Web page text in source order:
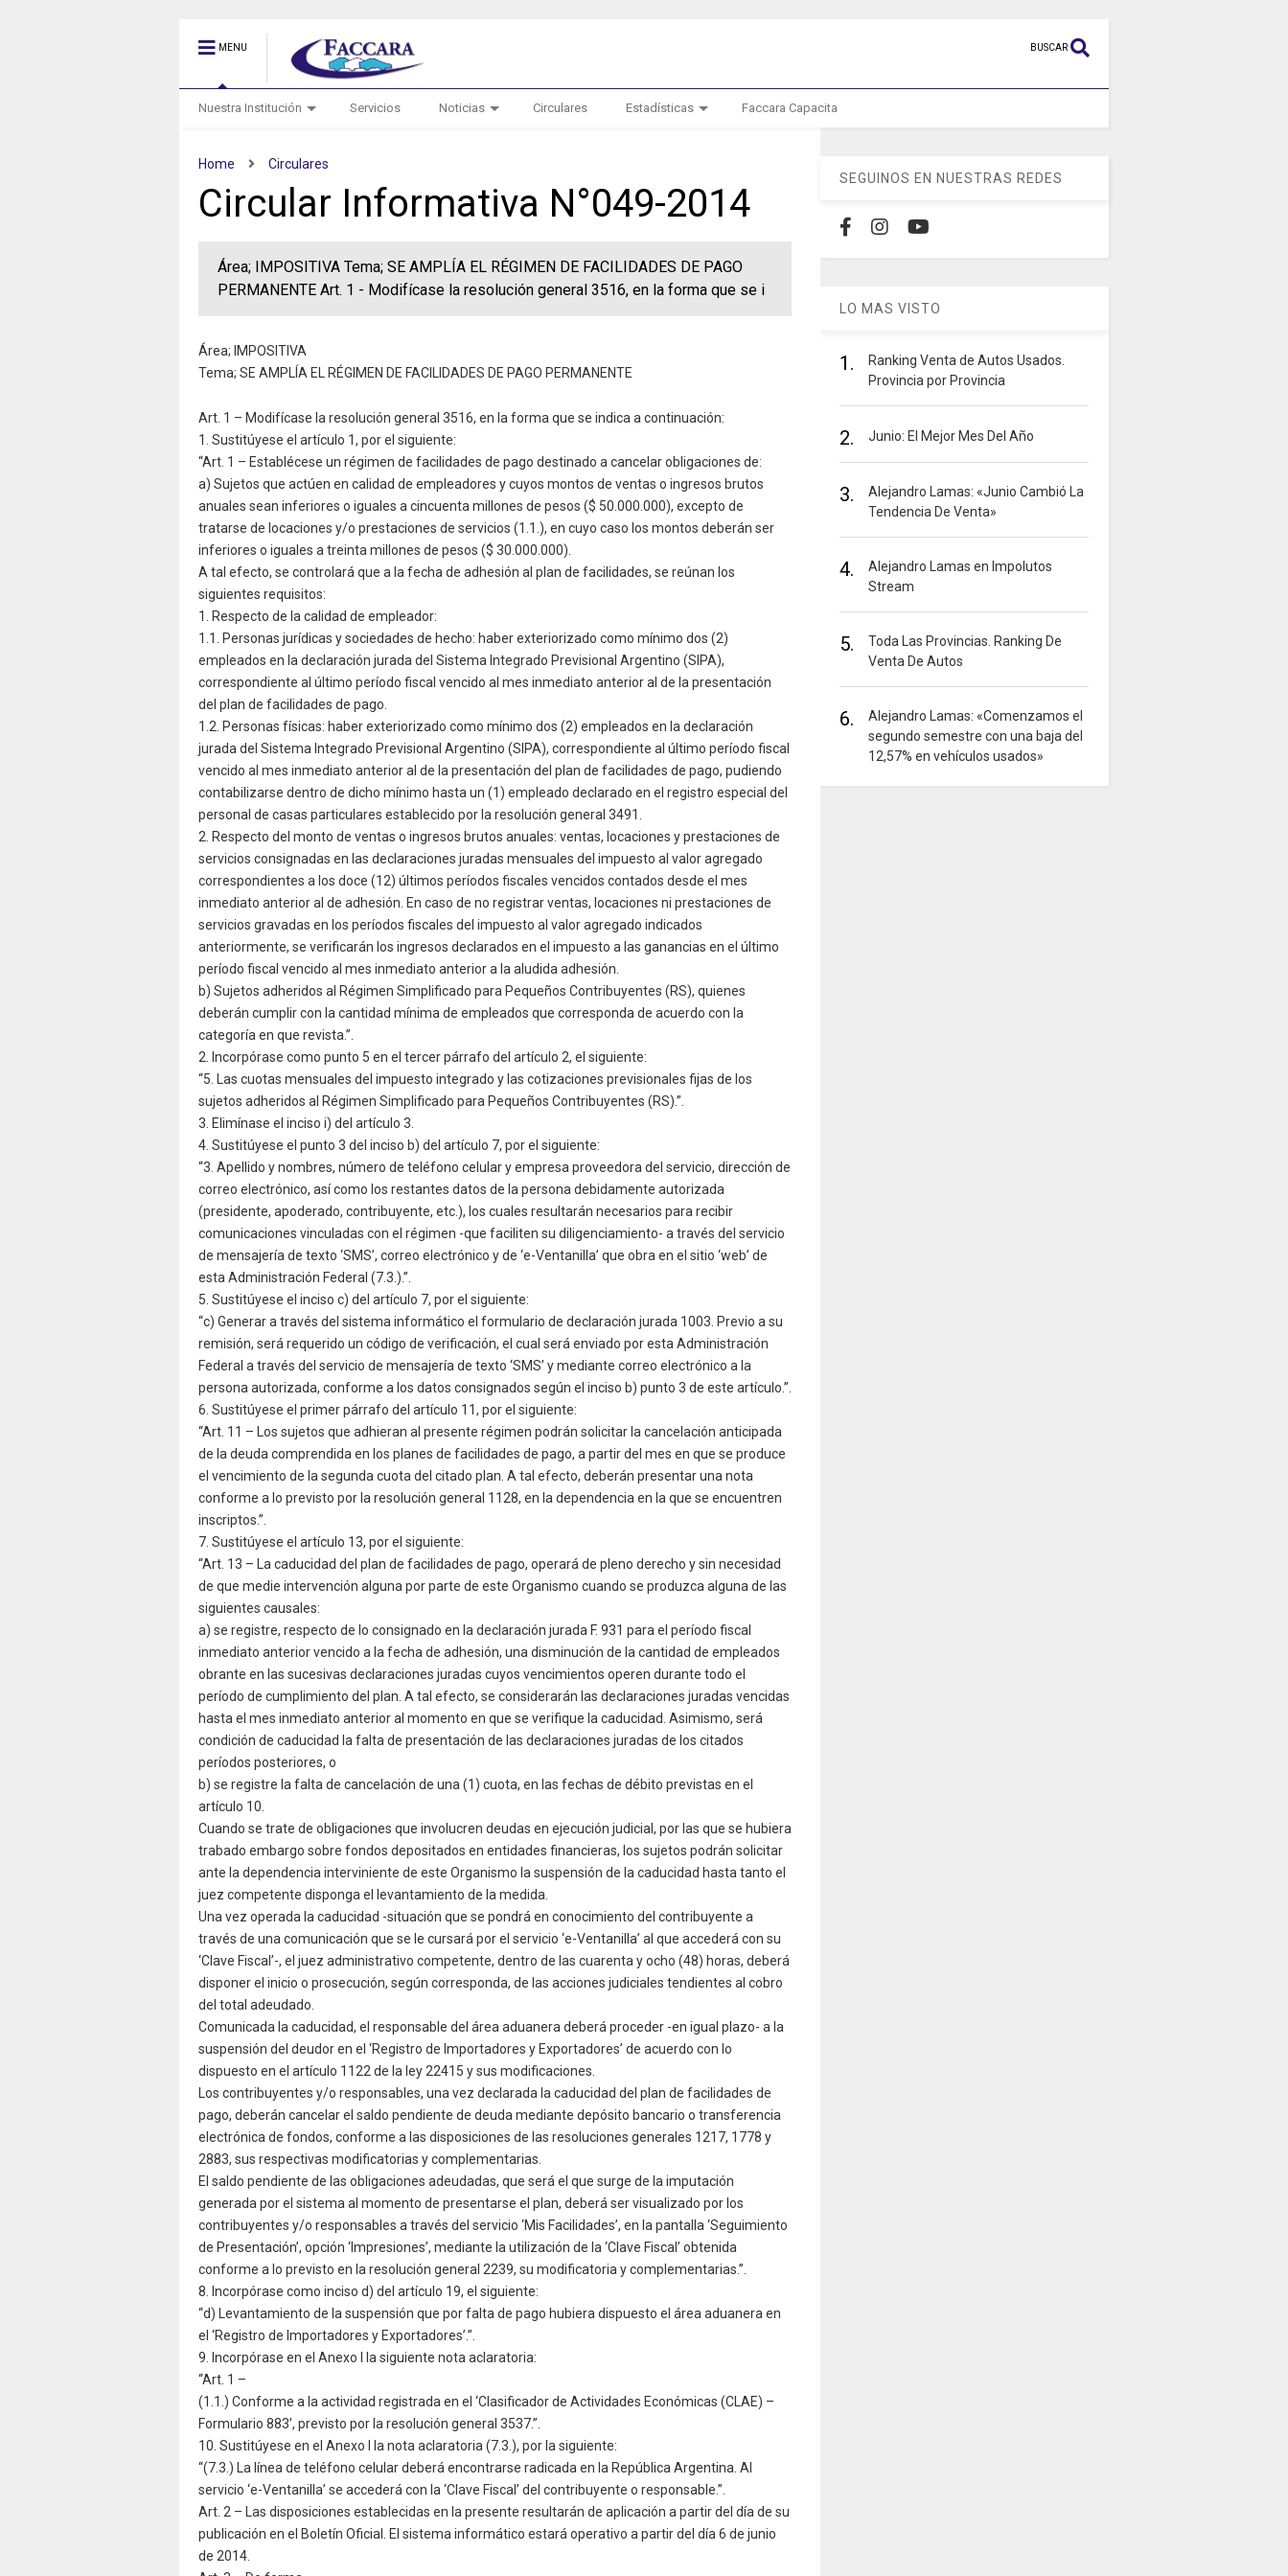
MENU BUSCAR
Nuestra Institución Servicios Noticias Circulares Estadísticas Faccara Capacita
Home Circulares
Circular Informativa N°049-2014
Área; IMPOSITIVA Tema; SE AMPLÍA EL RÉGIMEN DE FACILIDADES DE PAGO
PERMANENTE Art. 1 - Modifícase la resolución general 3516, en la forma que se i
Área; IMPOSITIVA
Tema; SE AMPLÍA EL RÉGIMEN DE FACILIDADES DE PAGO PERMANENTE
Art. 1 – Modifícase la resolución general 3516, en la forma que se indica a continuación:
1. Sustitúyese el artículo 1, por el siguiente:
“Art. 1 – Establécese un régimen de facilidades de pago destinado a cancelar obligaciones de:
a) Sujetos que actúen en calidad de empleadores y cuyos montos de ventas o ingresos brutos
anuales sean inferiores o iguales a cincuenta millones de pesos ($ 50.000.000), excepto de
tratarse de locaciones y/o prestaciones de servicios (1.1.), en cuyo caso los montos deberán ser
inferiores o iguales a treinta millones de pesos ($ 30.000.000).
A tal efecto, se controlará que a la fecha de adhesión al plan de facilidades, se reúnan los
siguientes requisitos:
1. Respecto de la calidad de empleador:
1.1. Personas jurídicas y sociedades de hecho: haber exteriorizado como mínimo dos (2)
empleados en la declaración jurada del Sistema Integrado Previsional Argentino (SIPA),
correspondiente al último período fiscal vencido al mes inmediato anterior al de la presentación
del plan de facilidades de pago.
1.2. Personas físicas: haber exteriorizado como mínimo dos (2) empleados en la declaración
jurada del Sistema Integrado Previsional Argentino (SIPA), correspondiente al último período fiscal
vencido al mes inmediato anterior al de la presentación del plan de facilidades de pago, pudiendo
contabilizarse dentro de dicho mínimo hasta un (1) empleado declarado en el registro especial del
personal de casas particulares establecido por la resolución general 3491.
2. Respecto del monto de ventas o ingresos brutos anuales: ventas, locaciones y prestaciones de
servicios consignadas en las declaraciones juradas mensuales del impuesto al valor agregado
correspondientes a los doce (12) últimos períodos fiscales vencidos contados desde el mes
inmediato anterior al de adhesión. En caso de no registrar ventas, locaciones ni prestaciones de
servicios gravadas en los períodos fiscales del impuesto al valor agregado indicados
anteriormente, se verificarán los ingresos declarados en el impuesto a las ganancias en el último
período fiscal vencido al mes inmediato anterior a la aludida adhesión.
b) Sujetos adheridos al Régimen Simplificado para Pequeños Contribuyentes (RS), quienes
deberán cumplir con la cantidad mínima de empleados que corresponda de acuerdo con la
categoría en que revista.”.
2. Incorpórase como punto 5 en el tercer párrafo del artículo 2, el siguiente:
“5. Las cuotas mensuales del impuesto integrado y las cotizaciones previsionales fijas de los
sujetos adheridos al Régimen Simplificado para Pequeños Contribuyentes (RS).”.
3. Elimínase el inciso i) del artículo 3.
4. Sustitúyese el punto 3 del inciso b) del artículo 7, por el siguiente:
“3. Apellido y nombres, número de teléfono celular y empresa proveedora del servicio, dirección de
correo electrónico, así como los restantes datos de la persona debidamente autorizada
(presidente, apoderado, contribuyente, etc.), los cuales resultarán necesarios para recibir
comunicaciones vinculadas con el régimen -que faciliten su diligenciamiento- a través del servicio
de mensajería de texto ‘SMS’, correo electrónico y de ‘e-Ventanilla’ que obra en el sitio ‘web’ de
esta Administración Federal (7.3.).”.
5. Sustitúyese el inciso c) del artículo 7, por el siguiente:
“c) Generar a través del sistema informático el formulario de declaración jurada 1003. Previo a su
remisión, será requerido un código de verificación, el cual será enviado por esta Administración
Federal a través del servicio de mensajería de texto ‘SMS’ y mediante correo electrónico a la
persona autorizada, conforme a los datos consignados según el inciso b) punto 3 de este artículo.”.
6. Sustitúyese el primer párrafo del artículo 11, por el siguiente:
“Art. 11 – Los sujetos que adhieran al presente régimen podrán solicitar la cancelación anticipada
de la deuda comprendida en los planes de facilidades de pago, a partir del mes en que se produce
el vencimiento de la segunda cuota del citado plan. A tal efecto, deberán presentar una nota
conforme a lo previsto por la resolución general 1128, en la dependencia en la que se encuentren
inscriptos.”.
7. Sustitúyese el artículo 13, por el siguiente:
“Art. 13 – La caducidad del plan de facilidades de pago, operará de pleno derecho y sin necesidad
de que medie intervención alguna por parte de este Organismo cuando se produzca alguna de las
siguientes causales:
a) se registre, respecto de lo consignado en la declaración jurada F. 931 para el período fiscal
inmediato anterior vencido a la fecha de adhesión, una disminución de la cantidad de empleados
obrante en las sucesivas declaraciones juradas cuyos vencimientos operen durante todo el
período de cumplimiento del plan. A tal efecto, se considerarán las declaraciones juradas vencidas
hasta el mes inmediato anterior al momento en que se verifique la caducidad. Asimismo, será
condición de caducidad la falta de presentación de las declaraciones juradas de los citados
períodos posteriores, o
b) se registre la falta de cancelación de una (1) cuota, en las fechas de débito previstas en el
artículo 10.
Cuando se trate de obligaciones que involucren deudas en ejecución judicial, por las que se hubiera
trabado embargo sobre fondos depositados en entidades financieras, los sujetos podrán solicitar
ante la dependencia interviniente de este Organismo la suspensión de la caducidad hasta tanto el
juez competente disponga el levantamiento de la medida.
Una vez operada la caducidad -situación que se pondrá en conocimiento del contribuyente a
través de una comunicación que se le cursará por el servicio ‘e-Ventanilla’ al que accederá con su
‘Clave Fiscal’-, el juez administrativo competente, dentro de las cuarenta y ocho (48) horas, deberá
disponer el inicio o prosecución, según corresponda, de las acciones judiciales tendientes al cobro
del total adeudado.
Comunicada la caducidad, el responsable del área aduanera deberá proceder -en igual plazo- a la
suspensión del deudor en el ‘Registro de Importadores y Exportadores’ de acuerdo con lo
dispuesto en el artículo 1122 de la ley 22415 y sus modificaciones.
Los contribuyentes y/o responsables, una vez declarada la caducidad del plan de facilidades de
pago, deberán cancelar el saldo pendiente de deuda mediante depósito bancario o transferencia
electrónica de fondos, conforme a las disposiciones de las resoluciones generales 1217, 1778 y
2883, sus respectivas modificatorias y complementarias.
El saldo pendiente de las obligaciones adeudadas, que será el que surge de la imputación
generada por el sistema al momento de presentarse el plan, deberá ser visualizado por los
contribuyentes y/o responsables a través del servicio ‘Mis Facilidades’, en la pantalla ‘Seguimiento
de Presentación’, opción ‘Impresiones’, mediante la utilización de la ‘Clave Fiscal’ obtenida
conforme a lo previsto en la resolución general 2239, su modificatoria y complementarias.”.
8. Incorpórase como inciso d) del artículo 19, el siguiente:
“d) Levantamiento de la suspensión que por falta de pago hubiera dispuesto el área aduanera en
el ‘Registro de Importadores y Exportadores’.”.
9. Incorpórase en el Anexo I la siguiente nota aclaratoria:
“Art. 1 –
(1.1.) Conforme a la actividad registrada en el ‘Clasificador de Actividades Económicas (CLAE) –
Formulario 883’, previsto por la resolución general 3537.”.
10. Sustitúyese en el Anexo I la nota aclaratoria (7.3.), por la siguiente:
“(7.3.) La línea de teléfono celular deberá encontrarse radicada en la República Argentina. Al
servicio ‘e-Ventanilla’ se accederá con la ‘Clave Fiscal’ del contribuyente o responsable.”.
Art. 2 – Las disposiciones establecidas en la presente resultarán de aplicación a partir del día de su
publicación en el Boletín Oficial. El sistema informático estará operativo a partir del día 6 de junio
de 2014.
SEGUINOS EN NUESTRAS REDES
LO MAS VISTO
1.
Ranking Venta de Autos Usados.
Provincia por Provincia
2. Junio: El Mejor Mes Del Año
3.
Alejandro Lamas: «Junio Cambió La
Tendencia De Venta»
4.
Alejandro Lamas en Impolutos
Stream
5.
Toda Las Provincias. Ranking De
Venta De Autos
6.
Alejandro Lamas: «Comenzamos el
segundo semestre con una baja del
12,57% en vehículos usados»